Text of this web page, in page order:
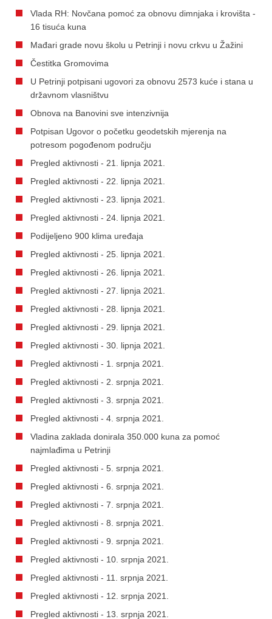
Vlada RH: Novčana pomoć za obnovu dimnjaka i krovišta -
16 tisuća kuna
Mađari grade novu školu u Petrinji i novu crkvu u Žažini
Čestitka Gromovima
U Petrinji potpisani ugovori za obnovu 2573 kuće i stana u
državnom vlasništvu
Obnova na Banovini sve intenzivnija
Potpisan Ugovor o početku geodetskih mjerenja na
potresom pogođenom području
Pregled aktivnosti - 21. lipnja 2021.
Pregled aktivnosti - 22. lipnja 2021.
Pregled aktivnosti - 23. lipnja 2021.
Pregled aktivnosti - 24. lipnja 2021.
Podijeljeno 900 klima uređaja
Pregled aktivnosti - 25. lipnja 2021.
Pregled aktivnosti - 26. lipnja 2021.
Pregled aktivnosti - 27. lipnja 2021.
Pregled aktivnosti - 28. lipnja 2021.
Pregled aktivnosti - 29. lipnja 2021.
Pregled aktivnosti - 30. lipnja 2021.
Pregled aktivnosti - 1. srpnja 2021.
Pregled aktivnosti - 2. srpnja 2021.
Pregled aktivnosti - 3. srpnja 2021.
Pregled aktivnosti - 4. srpnja 2021.
Vladina zaklada donirala 350.000 kuna za pomoć
najmlađima u Petrinji
Pregled aktivnosti - 5. srpnja 2021.
Pregled aktivnosti - 6. srpnja 2021.
Pregled aktivnosti - 7. srpnja 2021.
Pregled aktivnosti - 8. srpnja 2021.
Pregled aktivnosti - 9. srpnja 2021.
Pregled aktivnosti - 10. srpnja 2021.
Pregled aktivnosti - 11. srpnja 2021.
Pregled aktivnosti - 12. srpnja 2021.
Pregled aktivnosti - 13. srpnja 2021.